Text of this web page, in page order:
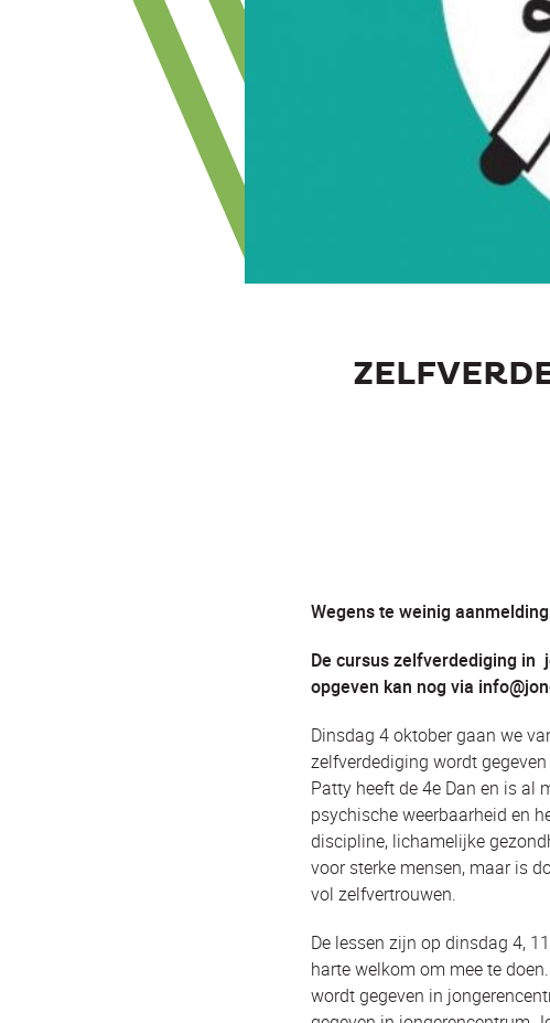
Wegens te weinig
De cursus zelfverdediging in
opgeven kan nog via
Dinsdag 4 oktober gaan we
zelfverdediging wordt
Patty heeft de 4e Dan en is al
psychische weerbaarheid en
discipline, lichamelijke
voor sterke mensen, maar is
vol zelfvertrouwen.
De lessen zijn op dinsdag 4,
harte welkom om mee te
wordt gegeven in